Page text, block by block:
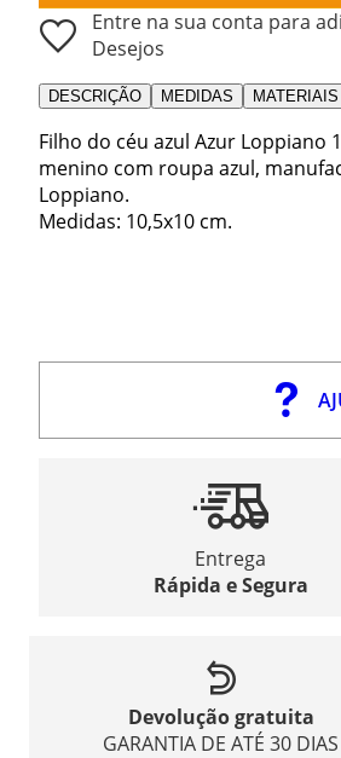
Entre na sua conta para
Desejos
DESCRIÇÃO MEDIDAS MATERIAIS
Filho do céu azul Azur Loppiano
menino com roupa azul,
Loppiano.
Medidas: 10,5x10 cm.
Entrega
Rápida e Segura
Devolução gratuita
GARANTIA DE ATÉ 30 DIAS